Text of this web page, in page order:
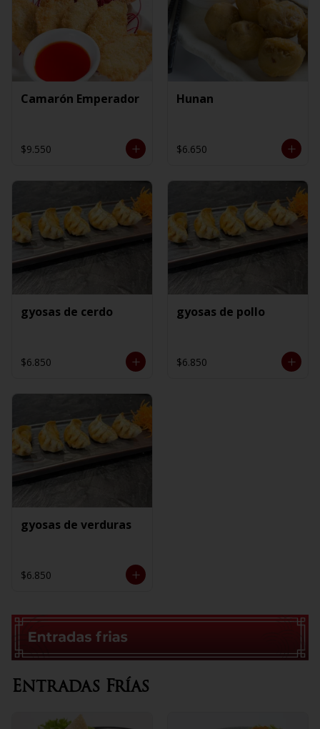
Camarón Emperador
$9.550
Hunan
$6.650
gyosas de cerdo
$6.850
gyosas de pollo
$6.850
gyosas de verduras
$6.850
Entradas Frías